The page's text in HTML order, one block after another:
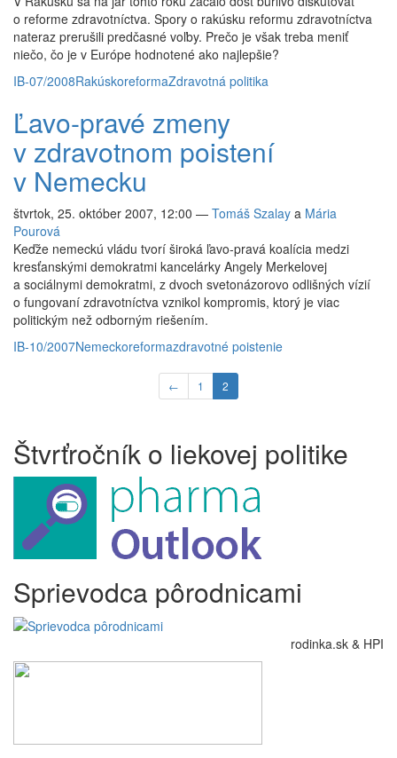
o reforme zdravotníctva. Spory o rakúsku reformu zdravotníctva
nateraz prerušili predčasné voľby. Prečo je však treba meniť
niečo, čo je v Európe hodnotené ako najlepšie?
IB-07/2008RakúskoreformaZdravotná politika
Ľavo-pravé zmeny
v zdravotnom poistení
v Nemecku
štvrtok, 25. október 2007, 12:00 — Tomáš Szalay a Mária
Pourová
Keďže nemeckú vládu tvorí široká ľavo-pravá koalícia medzi
kresťanskými demokratmi kancelárky Angely Merkelovej
a sociálnymi demokratmi, z dvoch svetonázorovo odlišných vízií
o fungovaní zdravotníctva vznikol kompromis, ktorý je viac
politickým než odborným riešením.
IB-10/2007Nemeckoreformazdravotné poistenie
← 1 2
Štvrťročník o liekovej politike
Sprievodca pôrodnicami
rodinka.sk & HPI